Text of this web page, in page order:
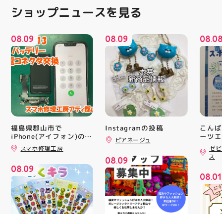
ショップニュースを見る
08.09
福島県郡山市で
iPhone(アイフォン)の充
電口修理はスマホ修理工
房アティ郡山店なら即日
スマホ修理工房
08.09
08.09
Instagramの投稿
ピアネージュ
08.09
08.
こん
ーツ
ィ郡
「ゼ
つり
16(日
ィ館
を行
入り
ゼ
ス
08.01